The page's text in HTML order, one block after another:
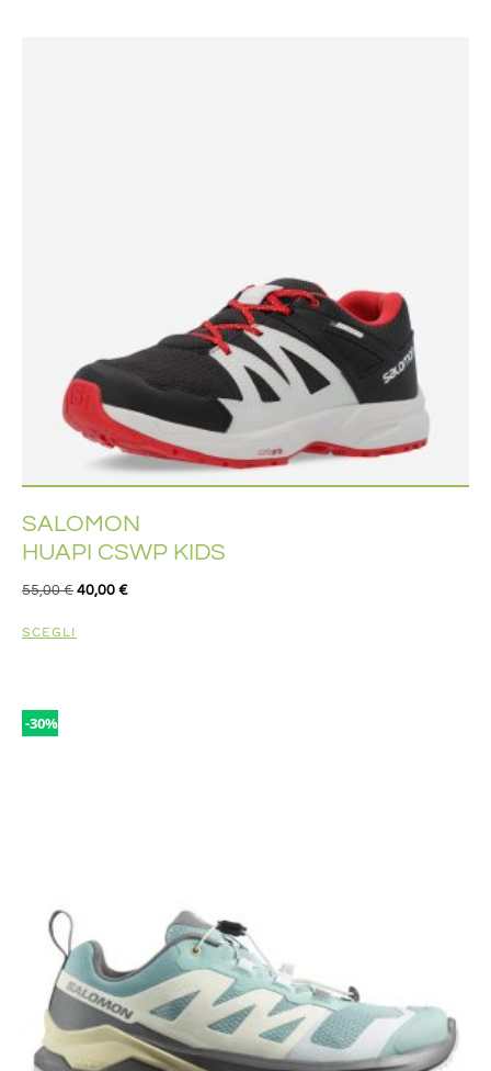
SALOMON
HUAPI CSWP KIDS
55,00€ 40,00 €
SCEGLI
-30%